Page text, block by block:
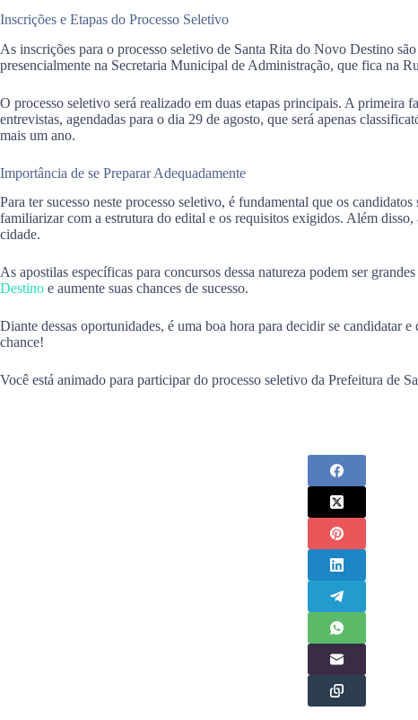
Inscrições e Etapas do Processo Seletivo
As inscrições para o processo seletivo de Santa Rita do Novo Destino
presencialmente na Secretaria Municipal de Administração, que fica na
O processo seletivo será realizado em duas etapas principais. A primeira
entrevistas, agendadas para o dia 29 de agosto, que será apenas
mais um ano.
Importância de se Preparar Adequadamente
Para ter sucesso neste processo seletivo, é fundamental que os
familiarizar com a estrutura do edital e os requisitos exigidos. Além
cidade.
As apostilas específicas para concursos dessa natureza podem ser
Destino e aumente suas chances de sucesso.
Diante dessas oportunidades, é uma boa hora para decidir se candidatar
chance!
Você está animado para participar do processo seletivo da Prefeitura de